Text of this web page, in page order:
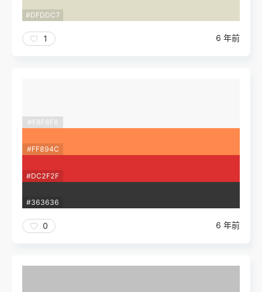
#DFDDC7
1 6 年前
#F8F8F8
#FF894C
#DC2F2F
#363636
0 6 年前